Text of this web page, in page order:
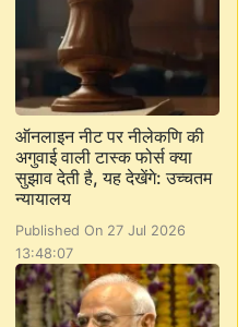
ऑनलाइन नीट पर नीलेकणि की
अगुवाई वाली टास्क फोर्स क्या
सुझाव देती है, यह देखेंगे: उच्चतम
न्यायालय
Published On 27 Jul 2026
13:48:07